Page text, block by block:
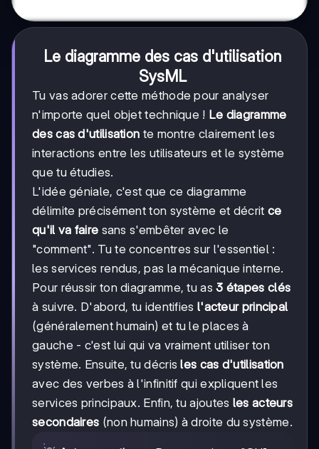
Le diagramme des cas d'utilisation
SysML
Tu vas adorer cette méthode pour analyser
n'importe quel objet technique ! Le diagramme
des cas d'utilisation te montre clairement les
interactions entre les utilisateurs et le système
que tu étudies.
L'idée géniale, c'est que ce diagramme
délimite précisément ton système et décrit ce
qu'il va faire sans s'embêter avec le
"comment". Tu te concentres sur l'essentiel :
les services rendus, pas la mécanique interne.
Pour réussir ton diagramme, tu as3 étapes clés
à suivre. D'abord, tu identifies l'acteur principal
(généralement humain) et tu le places à
gauche - c'est lui qui va vraiment utiliser ton
système. Ensuite, tu décrisles cas d'utilisation
avec des verbes à l'infinitif qui expliquent les
services principaux. Enfin, tu ajoutes les acteurs
secondaires (non humains) à droite du système.